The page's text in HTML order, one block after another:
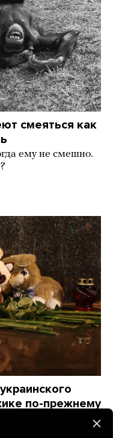
смеяться как
ему не смешно.
по-прежнему
что удалось